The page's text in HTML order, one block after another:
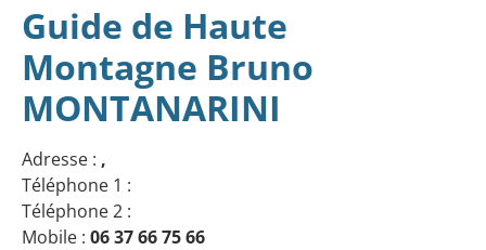
Guide de Haute
Montagne Bruno
MONTANARINI
Adresse : ,
Téléphone 1 :
Téléphone 2 :
Mobile : 06 37 66 75 66